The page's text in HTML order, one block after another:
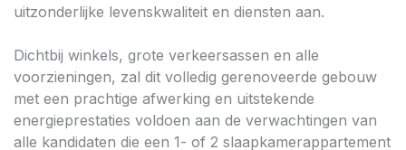
uitzonderlijke levenskwaliteit en diensten aan.
Dichtbij winkels, grote verkeersassen en alle
voorzieningen, zal dit volledig gerenoveerde gebouw
met een prachtige afwerking en uitstekende
energieprestaties voldoen aan de verwachtingen van
alle kandidaten die een 1- of 2 slaapkamerappartement